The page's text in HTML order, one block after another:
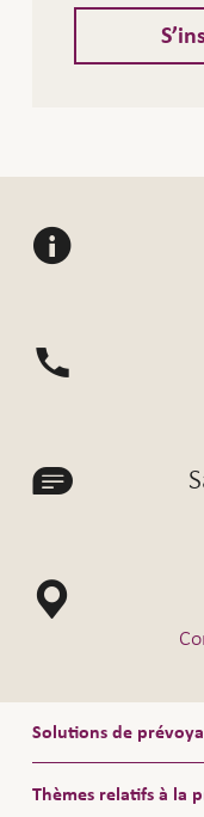
Solutions de
Thèmes relatifs à la